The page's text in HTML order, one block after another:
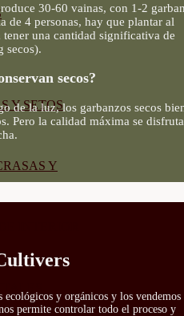
Y SETOS
Y
30-60 vainas, con 1-2
de 4 personas, hay que plantar al
tener una cantidad significativa de
secos).
secos?
de la luz, los garbanzos secos
Pero la calidad máxima se
ecológicos y orgánicos y los vendemos
permite controlar todo el proceso y